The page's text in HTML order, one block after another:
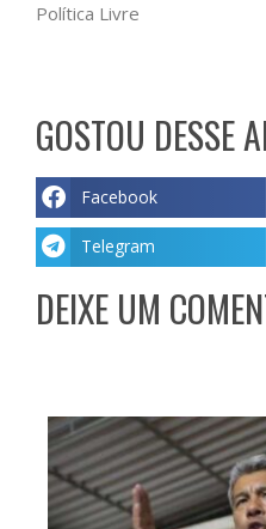
Política Livre
GOSTOU DESSE
Facebook
Telegram
DEIXE UM